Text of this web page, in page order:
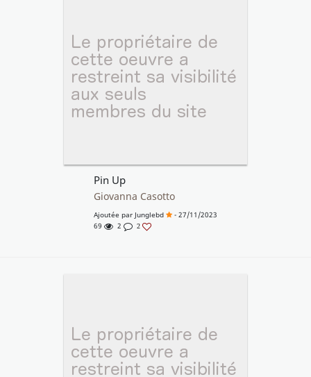
Pin Up
Giovanna Casotto
Ajoutée par Junglebd
- 27/11/2023
69
2 2